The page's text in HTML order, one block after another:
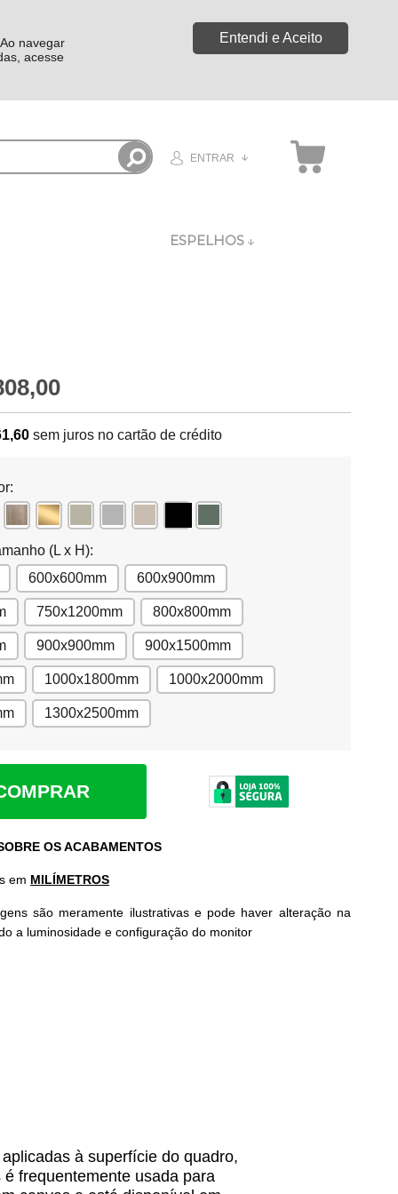
navegar
acesse
Entendi e Aceito
ENTRAR
ESPELHOS
sem juros no cartão de crédito
(L x H):
600x600mm 600x900mm
750x1200mm 800x800mm
900x900mm 900x1500mm
1000x1800mm 1000x2000mm
1300x2500mm
OS ACABAMENTOS
em MILÍMETROS
são meramente ilustrativas e pode haver alteração na
a luminosidade e configuração do monitor
à superfície do quadro,
frequentemente usada para